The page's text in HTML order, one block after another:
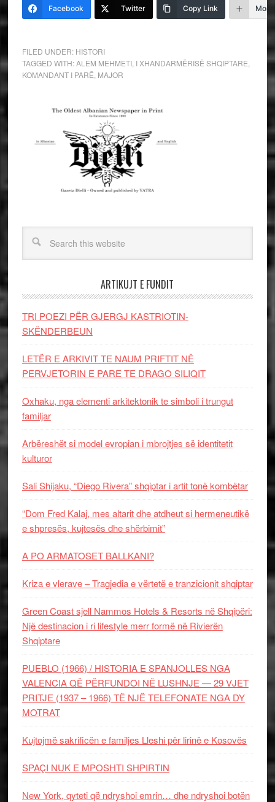
Facebook Twitter Copy Link More
FILED UNDER: HISTORI
TAGGED WITH:ALEM MEHMETI, I XHANDARMËRISË SHQIPTARE
KOMANDANT I PARË MAJOR
ARTIKUJT E FUNDIT
TRI POEZI PËR GJERGJ KASTRIOTIN-
SKËNDERBEUN
LETËR E ARKIVIT TE NAUM PRIFTIT NË
PERVJETORIN E PARE TE DRAGO SILIQIT
Oxhaku, nga elementi arkitektonik te simboli i trungut
familjar
Arbëreshët si model evropian i mbrojtjes së identitetit
kulturor
Sali Shijaku, “Diego Rivera” shqiptar i artit tonë kombëtar
“Dom Fred Kalaj, mes altarit dhe atdheut si hermeneutikë
e shpresës, kujtesës dhe shërbimit”
A PO ARMATOSET BALLKANI?
Kriza e vlerave – Tragjedia e vërtetë e tranzicionit shqiptar
Green Coast sjell Nammos Hotels & Resorts në Shqipëri:
Një destinacion i ri lifestyle merr formë në Rivierën
Shqiptare
PUEBLO (1966) / HISTORIA E SPANJOLLES NGA
VALENCIA QË PËRFUNDOI NË LUSHNJE — 29 VJET
PRITJE (1937 – 1966) TË NJË TELEFONATE NGA DY
MOTRAT
Kujtojmë sakrificën e familjes Lleshi për lirinë e Kosovës
SPAÇI NUK E MPOSHTI SHPIRTIN
New York, qyteti që ndryshoi emrin… dhe ndryshoi botën